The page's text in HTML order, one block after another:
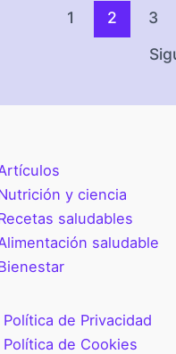
1 2 3
y ciencia
saludables
saludable
Política de Privacidad
Política de Cookies